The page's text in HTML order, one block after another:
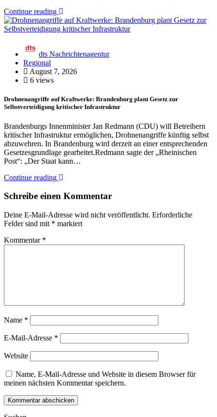
Continue reading
dts Nachrichtenagentur
Regional
August 7, 2026
6 views
Drohnenangriffe auf Kraftwerke: Brandenburg plant Gesetz zur
Selbstverteidigung kritischer Infrastruktur
Brandenburgs Innenminister Jan Redmann (CDU) will Betreibern
kritischer Infrastruktur ermöglichen, Drohnenangriffe künftig selbst
abzuwehren. In Brandenburg wird derzeit an einer entsprechenden
Gesetzesgrundlage gearbeitet.Redmann sagte der „Rheinischen
Post“: „Der Staat kann…
Continue reading
Schreibe einen Kommentar
Deine E-Mail-Adresse wird nicht veröffentlicht. Erforderliche
Felder sind mit * markiert
Kommentar *
Name *
E-Mail-Adresse *
Website
Name, E-Mail-Adresse und Website in diesem Browser für
meinen nächsten Kommentar speichern.